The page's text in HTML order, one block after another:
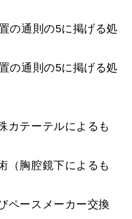
の通則の5に掲げる処
の通則の5に掲げる処
カテーテルによるも
胸腔鏡下によるも
ペースメーカー交換